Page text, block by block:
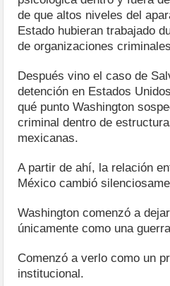
de que altos niveles del
Estado hubieran trabajado
de organizaciones
Después vino el caso de
detención en Estados
qué punto Washington
criminal dentro de
mexicanas.
A partir de ahí, la relación
México cambió
Washington comenzó a
únicamente como una
Comenzó a verlo como un
institucional.